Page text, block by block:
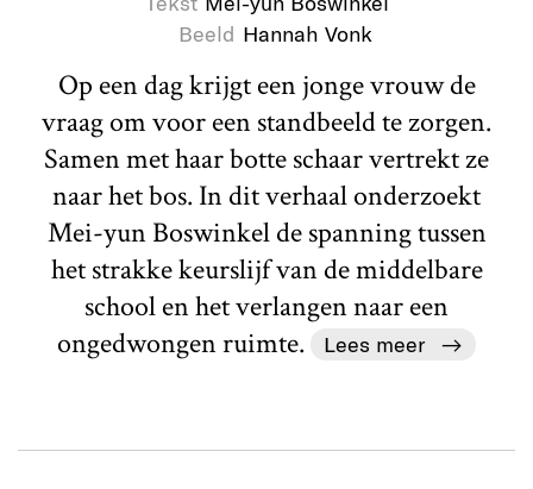
Beeld Hannah Vonk
Op een dag krijgt een jonge vrouw de
vraag om voor een standbeeld te zorgen.
Samen met haar botte schaar vertrekt ze
naar het bos. In dit verhaal onderzoekt
Mei-yun Boswinkel de spanning tussen
het strakke keurslijf van de middelbare
school en het verlangen naar een
ongedwongen ruimte.
Lees meer